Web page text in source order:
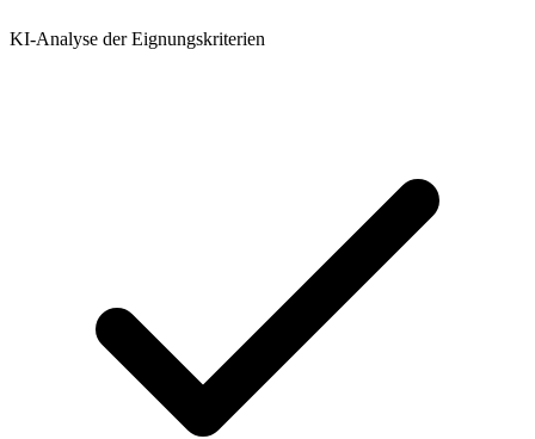
KI-Analyse der Eignungskriterien